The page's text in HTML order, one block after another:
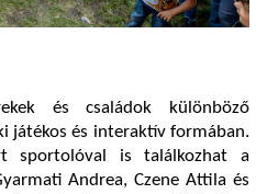
és családok különböző
játékos és interaktív formában.
sportolóval is találkozhat a
Andrea, Czene Attila és